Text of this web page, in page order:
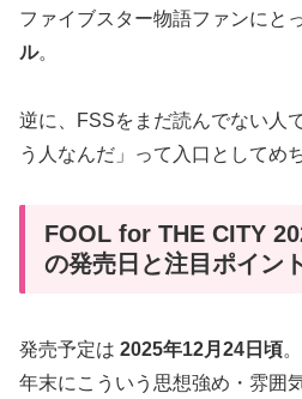
ファイブスター物語ファンにと
ル。
逆に、FSSをまだ読んでない人
う人なんだ」って入口としてめ
FOOL for THE CITY
の発売日と注目ポイント
発売予定は 2025年12月24日頃。
年末にこういう思想強め・雰囲